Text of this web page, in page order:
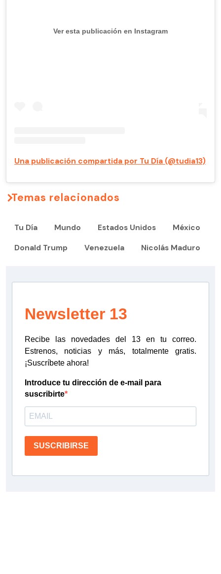
Ver esta publicación en Instagram
Una publicación compartida por Tu Día (@tudia13)
Temas relacionados
Tu Día Mundo Estados Unidos México
Donald Trump Venezuela Nicolás Maduro
Newsletter 13
Recibe las novedades del 13 en tu correo.
Estrenos, noticias y más, totalmente gratis.
¡Suscríbete ahora!
Introduce tu dirección de e-mail para
suscribirte
SUSCRIBIRSE